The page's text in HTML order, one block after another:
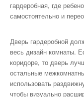
гардеробная, где
самостоятельно и
Дверь гардеробной
весь дизайн комнаты.
коридоре, то дверь
остальные
использовать
чтобы визуально